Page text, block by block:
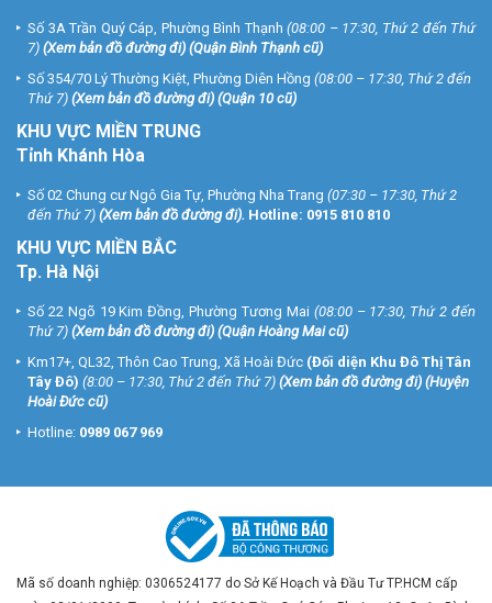
Số 3A Trần Quý Cáp, Phường Bình Thạnh (08:00 – 17:30, Thứ 2 đến Thứ
7) (Xem bản đồ đường đi) (Quận Bình Thạnh cũ)
Số 354/70 Lý Thường Kiệt, Phường Diên Hồng (08:00 – 17:30, Thứ 2 đến
Thứ 7) (Xem bản đồ đường đi) (Quận 10 cũ)
KHU VỰC MIỀN TRUNG
Tỉnh Khánh Hòa
Số 02 Chung cư Ngô Gia Tự, Phường Nha Trang (07:30 – 17:30, Thứ 2
đến Thứ 7) (Xem bản đồ đường đi). Hotline: 0915 810 810
KHU VỰC MIỀN BẮC
Tp. Hà Nội
Số 22 Ngõ 19 Kim Đồng, Phường Tương Mai (08:00 – 17:30, Thứ 2 đến
Thứ 7) (Xem bản đồ đường đi) (Quận Hoàng Mai cũ)
Km17+, QL32, Thôn Cao Trung, Xã Hoài Đức (Đối diện Khu Đô Thị Tân
Tây Đô) (8:00 – 17:30, Thứ 2 đến Thứ 7) (Xem bản đồ đường đi) (Huyện
Hoài Đức cũ)
Hotline: 0989 067 969
Mã số doanh nghiệp: 0306524177 do Sở Kế Hoạch và Đầu Tư TP.HCM cấp